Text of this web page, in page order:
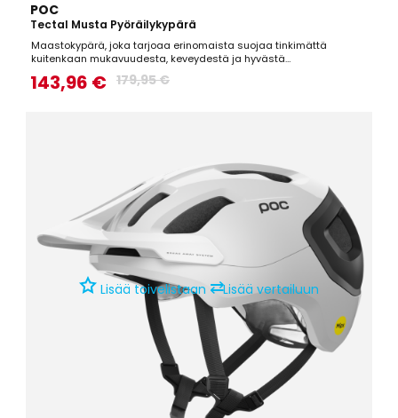
POC
Tectal Musta Pyöräilykypärä
Maastokypärä, joka tarjoaa erinomaista suojaa tinkimättä
kuitenkaan mukavuudesta, keveydestä ja hyvästä
ilmastoinnista.Tekniset tiedot:PC-kuori, joka suojaa teräviltä
objekteiltaARAMID-kuituverkko, joka auttaa säilyttämään kypärän
143,96 € 179,95 €
Lisää toivelistaan ⇄Lisää vertailuun